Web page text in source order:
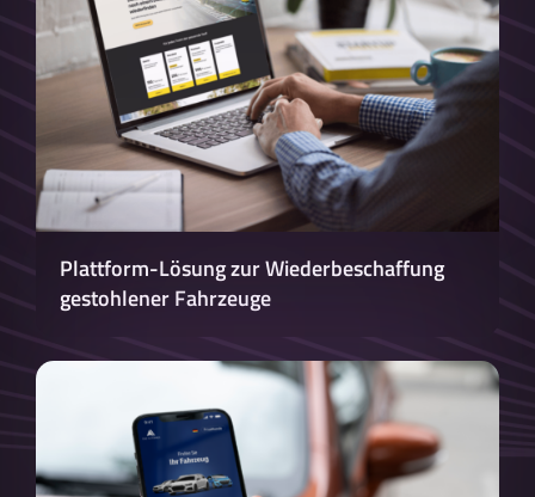
Plattform-Lösung zur Wiederbeschaffung
gestohlener Fahrzeuge